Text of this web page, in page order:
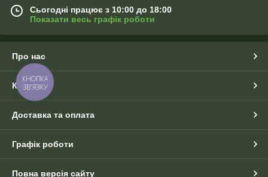
Сьогодні працює з 10:00 до 18:00
Показати весь графік роботи
Про нас
Контакти
Доставка та оплата
Графік роботи
Повна версія сайту
КНОПКА
ЗВ'ЯЗКУ